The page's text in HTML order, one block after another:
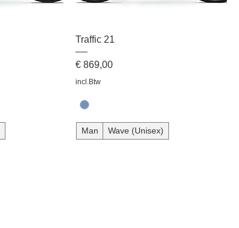
Traffic 21
Prijs
€ 869,00
incl.Btw
Man Wave (Unisex)